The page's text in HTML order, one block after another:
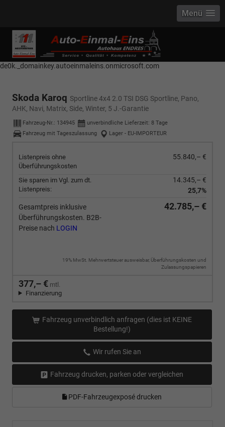
------------ Host Name : selector1._domainkey Points to address or value:
selector1-aee-de0k._domainkey.autoeinmaleins.onmicrosoft.com Host
Name : selector2._domainkey Points to address or value: selector2-aee-
de0k._domainkey.autoeinmaleins.onmicrosoft.com
Menü
Skoda Karoq Sportline 4x4 2.0 TSI DSG Sportline, Pano,
AHK, Navi, Matrix, Side, Winter, 5 J.-Garantie
Fahrzeug-Nr.: 134945 unverbindliche Lieferzeit: 8 Tage
Fahrzeug mit Tageszulassung
Lager - EU-IMPORTEUR
Listenpreis ohne
Überführungskosten
55.840,– €
Sie sparen im Vgl. zum dt.
Listenpreis:
14.345,– €
25,7%
Gesamtpreis inklusive
Überführungskosten. B2B-
Preise nach LOGIN
42.785,– €
19% MwSt. Mehrwertsteuer ausweisbar, Überführungskosten und
Zulassungspapieren
377,– € mtl.
Finanzierung
Fahrzeug unverbindlich anfragen (dies ist KEINE
Bestellung!)
Wir rufen Sie an
Fahrzeug drucken, parken oder vergleichen
PDF-Fahrzeugexposé drucken